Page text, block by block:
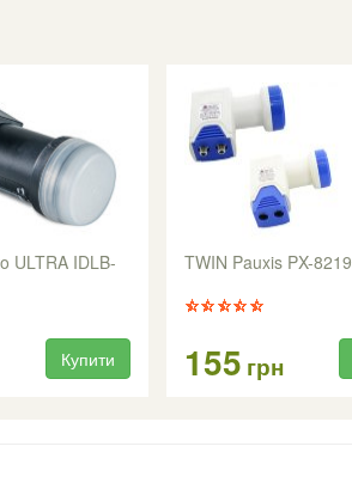
ULTRA IDLB-
Купити
TWIN Pauxis PX-8219
155 грн